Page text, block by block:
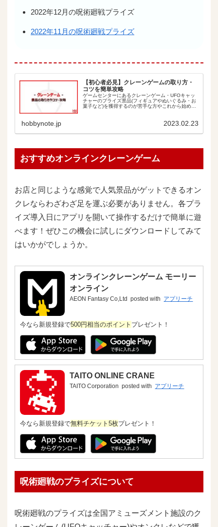
2022年12月の呪術廻戦プライズ
2022年11月の呪術廻戦プライズ
【初心者必見】クレーンゲームの取り方・
コツを簡単攻略
ゲームセンターにあるクレーンゲーム・UFOキャッ
チャーのプライズ景品(フィギュアやぬいぐるみ・お
菓子など)を獲得するのが苦手な方やこれから始めた
hobbynote.jp 2023.02.23
おすすめオンラインクレーンゲーム
お店と同じような感覚で人気景品がゲットできるオン
クレならわざわざ足を運ぶ必要がありません。各プラ
イズ導入日にアプリを開いて操作するだけで簡単に遊
べます！ぜひこの機会に試しにダウンロードしてみて
はいかがでしょうか。
オンラインクレーンゲーム モーリー
オンライン
AEON Fantasy Co,Ltd posted with アプリーチ
今なら新規登録で500円相当のポイント プレゼント！
TAITO ONLINE CRANE
TAITO Corporation posted with アプリーチ
今なら新規登録で無料チケット5枚プレゼント！
呪術廻戦のプライズについて
呪術廻戦のプライズは全国アミューズメント施設のク